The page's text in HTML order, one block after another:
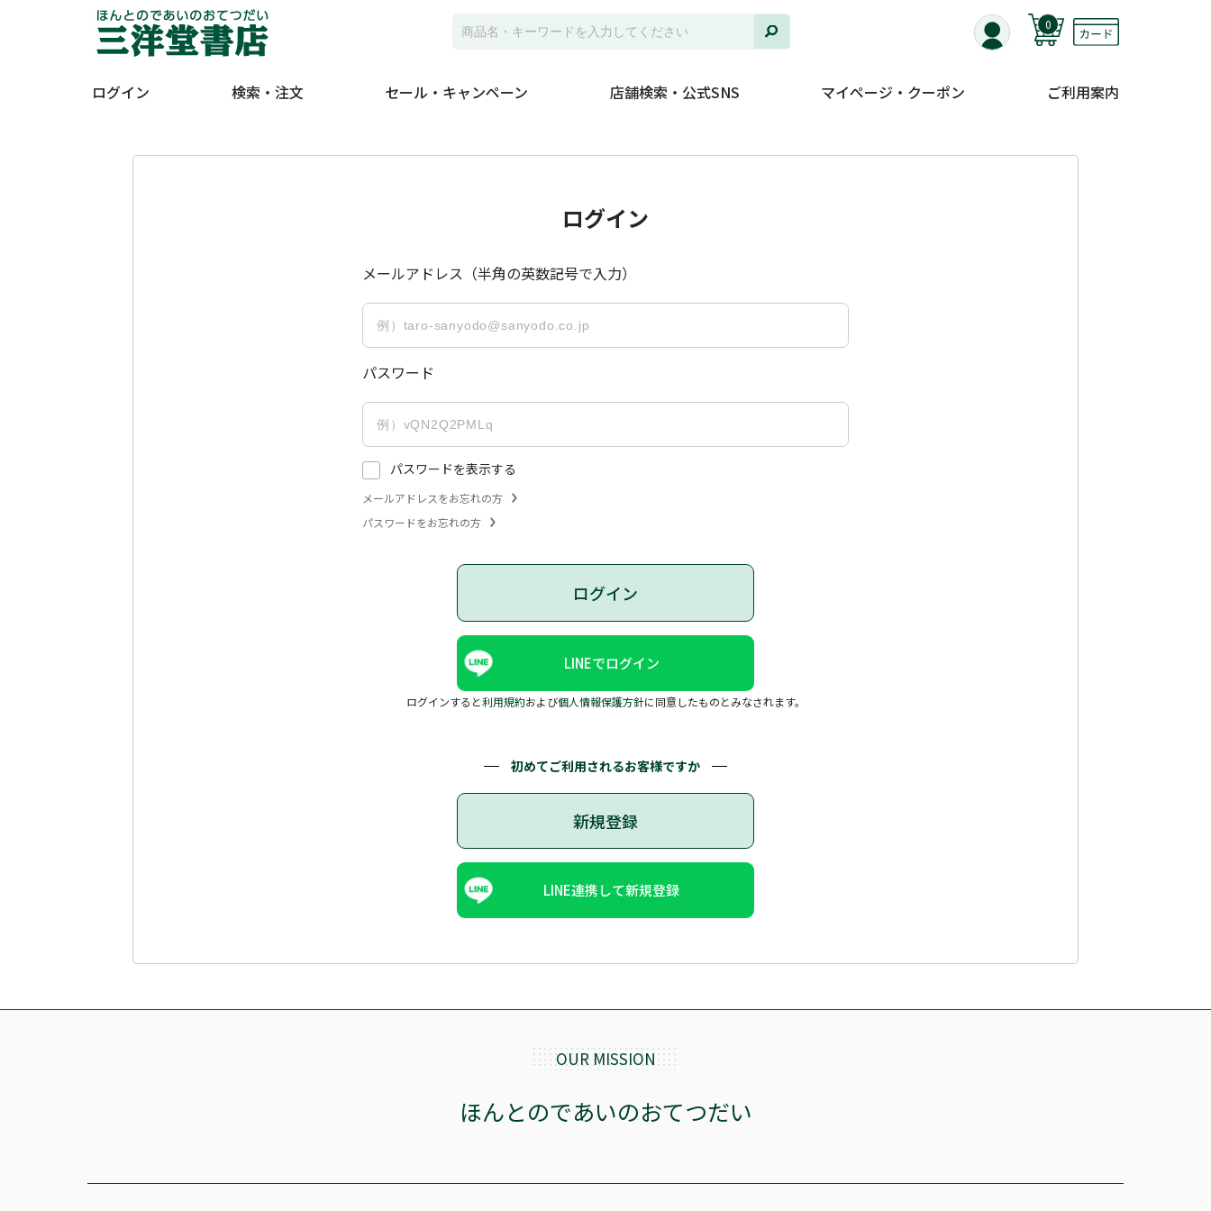
0
ログイン 検索・注文 セール・キャンペーン 店舗検索・公式SNS マイページ・クーポン ご利用案内
ログイン
メールアドレス（半角の英数記号で入力）
パスワード
パスワードを表示する
メールアドレスをお忘れの方
パスワードをお忘れの方
ログイン
LINEでログイン
ログインすると利用規約および個人情報保護方針に同意したものとみなされます。
初めてご利用されるお客様ですか
新規登録
LINE連携して新規登録
OUR MISSION
ほんとのであいのおてつだい